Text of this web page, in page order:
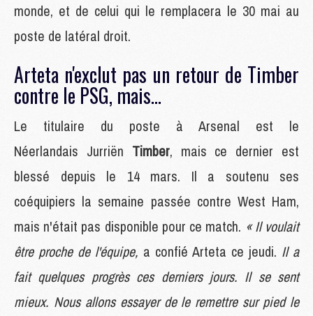
monde, et de celui qui le remplacera le 30 mai au
poste de latéral droit.
Arteta n'exclut pas un retour de Timber
contre le PSG, mais...
Le titulaire du poste à Arsenal est le
Néerlandais Jurriën Timber, mais ce dernier est
blessé depuis le 14 mars. Il a soutenu ses
coéquipiers la semaine passée contre West Ham,
mais n'était pas disponible pour ce match. « Il voulait
être proche de l'équipe, a confié Arteta ce jeudi. Il a
fait quelques progrès ces derniers jours. Il se sent
mieux. Nous allons essayer de le remettre sur pied le